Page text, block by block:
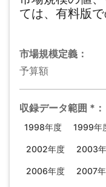
ては、有料版で
市場規模定義：
予算額
収録データ範囲 * ：
1998年度 1999年
2002年度 2003
2006年度 2007